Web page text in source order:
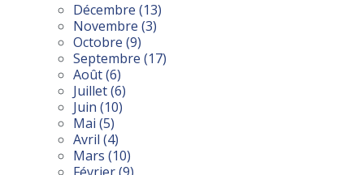
Décembre (13)
Novembre (3)
Octobre (9)
Septembre (17)
Août(6)
Juillet(6)
Juin (10)
Mai (5)
Avril (4)
Mars (10)